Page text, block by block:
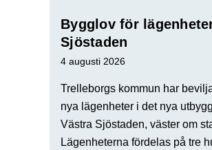
Bygglov för
Sjöstaden
4 augusti 2026
Trelleborgs kommun har
nya lägenheter i det nya
Västra Sjöstaden, väster om
Lägenheterna fördelas på tre